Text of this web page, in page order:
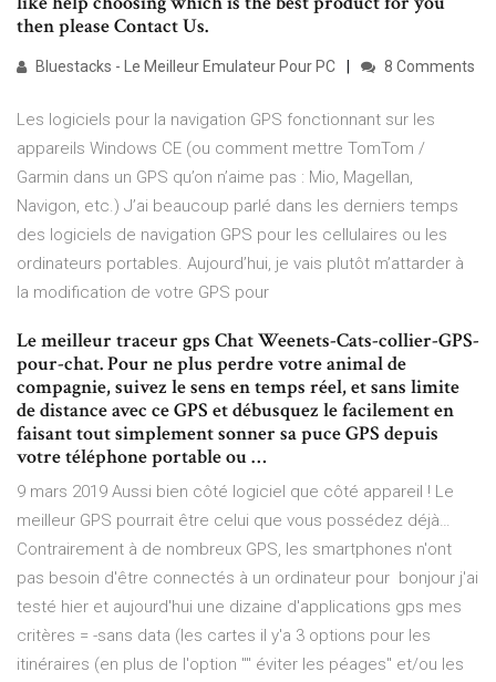
then please Contact Us.
Bluestacks - Le Meilleur Emulateur Pour PC 8 Comments
Les logiciels pour la navigation GPS fonctionnant sur les
appareils Windows CE (ou comment mettre TomTom /
Garmin dans un GPS qu’on n’aime pas : Mio, Magellan,
Navigon, etc.) J’ai beaucoup parlé dans les derniers temps
des logiciels de navigation GPS pour les cellulaires ou les
ordinateurs portables. Aujourd’hui, je vais plutôt m’attarder à
la modification de votre GPS pour
Le meilleur traceur gps Chat Weenets-Cats-collier-GPS-
pour-chat. Pour ne plus perdre votre animal de
compagnie, suivez le sens en temps réel, et sans limite
de distance avec ce GPS et débusquez le facilement en
faisant tout simplement sonner sa puce GPS depuis
votre téléphone portable ou …
9 mars 2019 Aussi bien côté logiciel que côté appareil ! Le
meilleur GPS pourrait être celui que vous possédez déjà…
Contrairement à de nombreux GPS, les smartphones n'ont
pas besoin d'être connectés à un ordinateur pour bonjour j'ai
testé hier et aujourd'hui une dizaine d'applications gps mes
critères = -sans data (les cartes il y'a 3 options pour les
itinéraires (en plus de l'option "" éviter les péages" et/ou les